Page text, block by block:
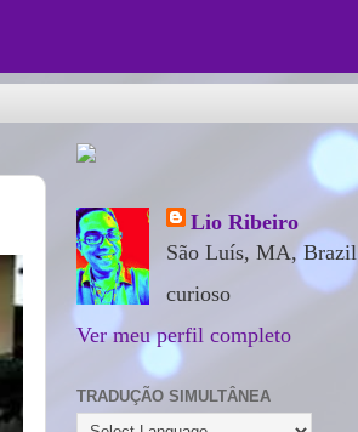
Lio Ribeiro
São Luís, MA, Brazil
curioso
Ver meu perfil completo
TRADUÇÃO SIMULTÂNEA